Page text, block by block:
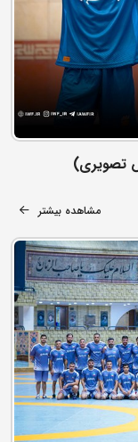
تصویری)
مشاهده بیشتر